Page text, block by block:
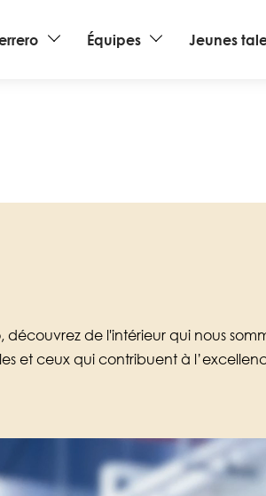
Équipes Jeunes
découvrez de l'intérieur qui nous
et ceux qui contribuent à